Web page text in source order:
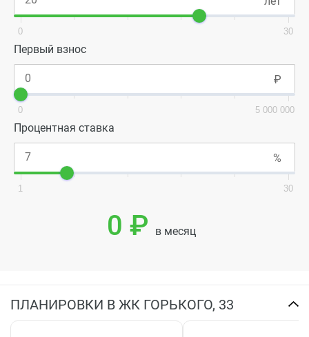
0 30
Первый взнос
0 5 000 000
Процентная ставка
1 30
0 ₽ в месяц
ПЛАНИРОВКИ В ЖК ГОРЬКОГО, 33